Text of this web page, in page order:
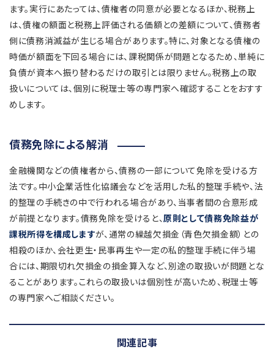
ます。実行にあたっては、債権者の同意が必要となるほか、税務上
は、債権の額面と税務上評価される価額との差額について、債務者
側に債務消滅益が生じる場合があります。特に、対象となる債権の
時価が額面を下回る場合には、課税関係が問題となるため、単純に
負債が資本へ振り替わるだけの取引とは限りません。税務上の取
扱いについては、個別に税理士等の専門家へ確認することをおすす
めします。
債務免除による解消
金融機関などの債権者から、債務の一部について免除を受ける方
法です。中小企業活性化協議会などを活用した私的整理手続や、法
的整理の手続きの中で行われる場合があり、当事者間の合意形成
が前提となります。債務免除を受けると、原則として債務免除益が
課税所得を構成しますが、通常の繰越欠損金（青色欠損金額）との
相殺のほか、会社更生・民事再生や一定の私的整理手続に伴う場
合には、期限切れ欠損金の損金算入など、別途の取扱いが問題とな
ることがあります。これらの取扱いは個別性が高いため、税理士等
の専門家へご相談ください。
関連記事